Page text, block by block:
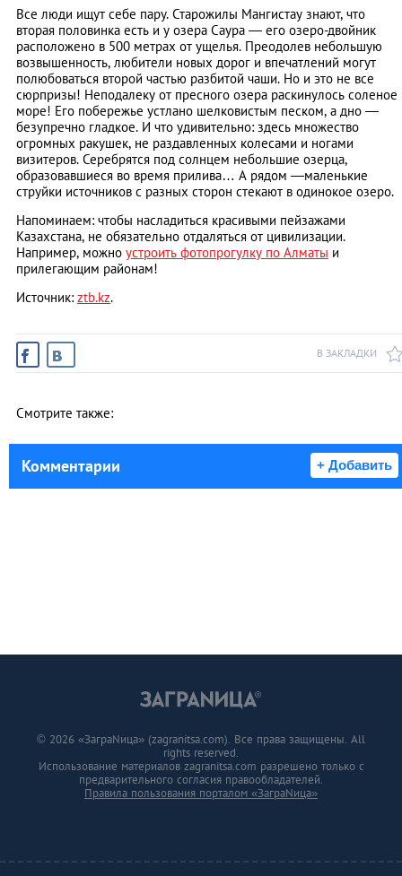
Все люди ищут себе пару. Старожилы Мангистау знают, что
вторая половинка есть и у озера Саура — его озеро-двойник
расположено в 500 метрах от ущелья. Преодолев небольшую
возвышенность, любители новых дорог и впечатлений могут
полюбоваться второй частью разбитой чаши. Но и это не все
сюрпризы! Неподалеку от пресного озера раскинулось соленое
море! Его побережье устлано шелковистым песком, а дно —
безупречно гладкое. И что удивительно: здесь множество
огромных ракушек, не раздавленных колесами и ногами
визитеров. Серебрятся под солнцем небольшие озерца,
образовавшиеся во время прилива… А рядом —маленькие
струйки источников с разных сторон стекают в одинокое озеро.
Напоминаем: чтобы насладиться красивыми пейзажами
Казахстана, не обязательно отдаляться от цивилизации.
Например, можно устроить фотопрогулку по Алматы и
прилегающим районам!
Источник: ztb.kz.
В ЗАКЛАДКИ
Смотрите также:
Комментарии + Добавить
© 2026 «ЗаграNица» (zagranitsa.com). Все права защищены. All
rights reserved.
Использование материалов zagranitsa.com разрешено только с
предварительного согласия правообладателей.
Правила пользования порталом «ЗаграNица»